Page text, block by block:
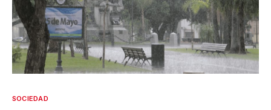
SOCIEDAD